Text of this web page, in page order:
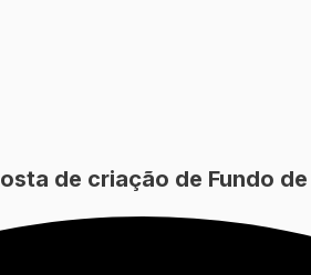
de criação de Fundo